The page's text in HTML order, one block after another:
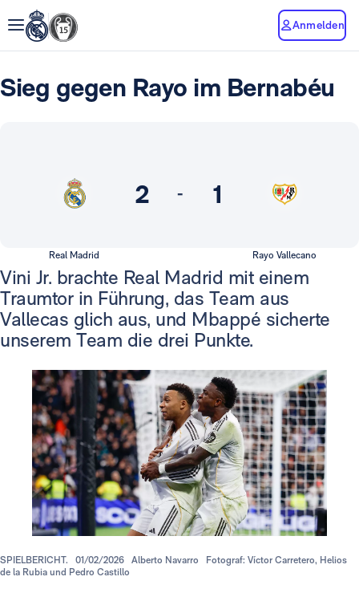
Anmelden
Sieg gegen Rayo im Bernabéu
2 - 1
Real Madrid Rayo Vallecano
Vini Jr. brachte Real Madrid mit einem
Traumtor in Führung, das Team aus
Vallecas glich aus, und Mbappé sicherte
unserem Team die drei Punkte.
SPIELBERICHT. 01/02/2026 Alberto Navarro
Fotograf: Víctor Carretero, Helios
de la Rubia und Pedro Castillo